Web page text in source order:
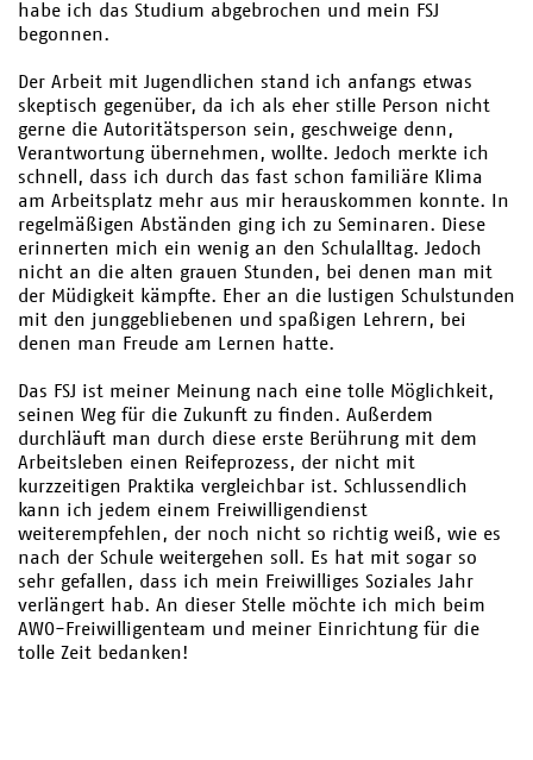
habe ich das Studium abgebrochen und mein FSJ
begonnen.
Der Arbeit mit Jugendlichen stand ich anfangs etwas
skeptisch gegenüber, da ich als eher stille Person nicht
gerne die Autoritätsperson sein, geschweige denn,
Verantwortung übernehmen, wollte. Jedoch merkte ich
schnell, dass ich durch das fast schon familiäre Klima
am Arbeitsplatz mehr aus mir herauskommen konnte. In
regelmäßigen Abständen ging ich zu Seminaren. Diese
erinnerten mich ein wenig an den Schulalltag. Jedoch
nicht an die alten grauen Stunden, bei denen man mit
der Müdigkeit kämpfte. Eher an die lustigen Schulstunden
mit den junggebliebenen und spaßigen Lehrern, bei
denen man Freude am Lernen hatte.
Das FSJ ist meiner Meinung nach eine tolle Möglichkeit,
seinen Weg für die Zukunft zu finden. Außerdem
durchläuft man durch diese erste Berührung mit dem
Arbeitsleben einen Reifeprozess, der nicht mit
kurzzeitigen Praktika vergleichbar ist. Schlussendlich
kann ich jedem einem Freiwilligendienst
weiterempfehlen, der noch nicht so richtig weiß, wie es
nach der Schule weitergehen soll. Es hat mit sogar so
sehr gefallen, dass ich mein Freiwilliges Soziales Jahr
verlängert hab. An dieser Stelle möchte ich mich beim
AWO-Freiwilligenteam und meiner Einrichtung für die
tolle Zeit bedanken!